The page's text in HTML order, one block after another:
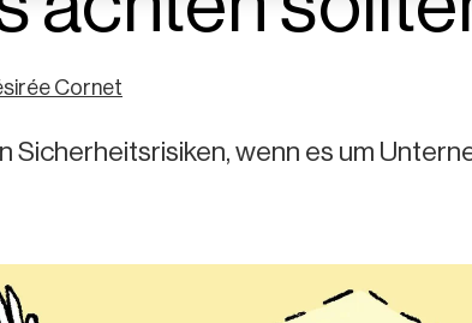
Cornet
wenn es um